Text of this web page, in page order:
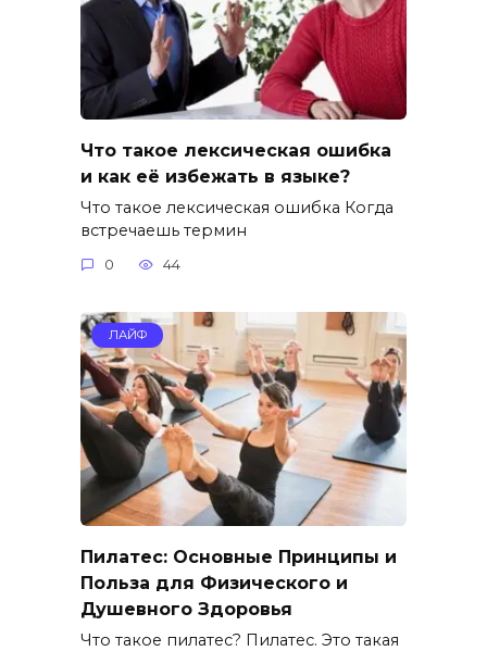
Что такое лексическая ошибка
и как её избежать в языке?
Что такое лексическая ошибка Когда
встречаешь термин
0 44
ЛАЙФ
Пилатес: Основные Принципы и
Польза для Физического и
Душевного Здоровья
Что такое пилатес? Пилатес. Это такая